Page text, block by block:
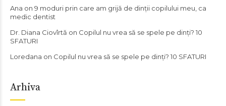
Ana on 9 moduri prin care am grijă de dinții copilului meu, ca
medic dentist
Dr. Diana Ciovîrtă on Copilul nu vrea să se spele pe dinți? 10
SFATURI
Loredana on Copilul nu vrea să se spele pe dinți? 10 SFATURI
Arhiva